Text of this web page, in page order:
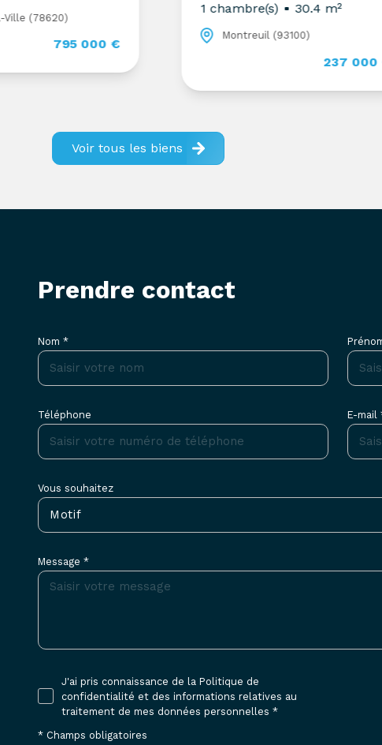
(78620)
795 000 €
1 chambre(s)
30.4 m²
Montreuil (93100)
237 000 €
Voir tous les biens
prendre contact
Nom *
Téléphone E-mail
Vous souhaitez
Motif
Message *
J'ai pris connaissance de la Politique de
confidentialité et des informations relatives au
traitement de mes données personnelles *
* Champs obligatoires